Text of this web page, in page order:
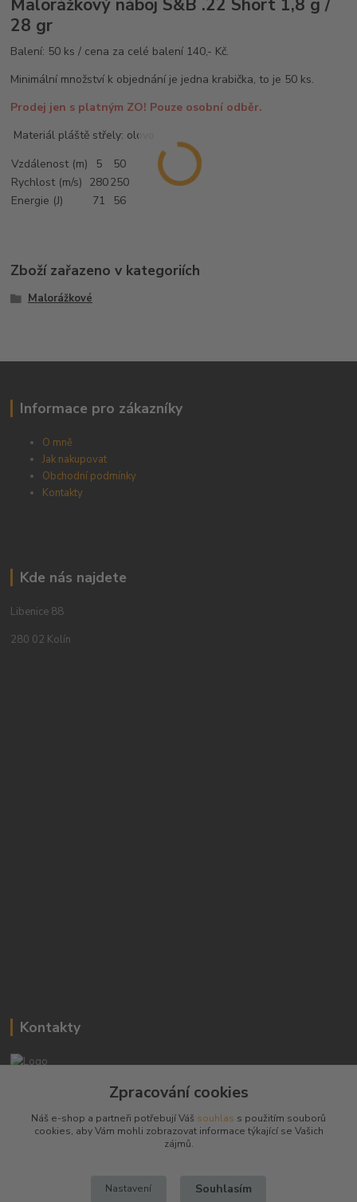
Malorážkový náboj S&B .22 Short 1,8 g /
28 gr
Balení: 50 ks / cena za celé balení 140,- Kč.
Minimální množství k objednání je jedna krabička, to je 50 ks.
Prodej jen s platným ZO! Pouze osobní odběr.
Materiál pláště střely: olovo
Vzdálenost (m)
5
50
Rychlost (m/s) 280250
Energie (J)
71 56
Zboží zařazeno v kategoriích
Malorážkové
Informace pro zákazníky
O mně
Jak nakupovat
Obchodní podmínky
Kontakty
Kde nás najdete
Libenice 88
280 02 Kolín
Kontakty
+420 603794370
zbranenaboje@seznam.cz
Zpracování cookies
Náš e-shop a partneři potřebují Váš souhlas s použitím souborů
cookies, aby Vám mohli zobrazovat informace týkající se Vašich
zájmů.
Nastavení Souhlasím